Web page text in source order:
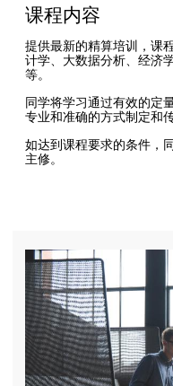
课程内容
提供最新的精算培训，课
计学、大数据分析、经济
等。
同学将学习通过有效的定
专业和准确的方式制定和
如达到课程要求的条件，
主修。